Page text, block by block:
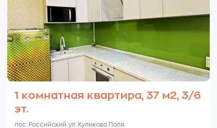
1 комнатная квартира, 37 м2, 3/6
эт.
пос. Российский. ул. Куликова Поля.